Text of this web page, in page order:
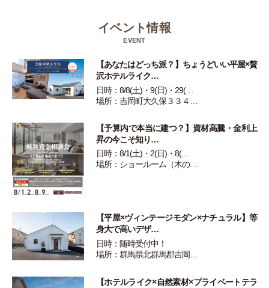
イベント情報
EVENT
【あなたはどっち派？】ちょうどいい平屋×贅
沢ホテルライク…
日時：8/8(土)・9(日)・29(…
場所：吉岡町大久保３３４…
【予算内で本当に建つ？】資材高騰・金利上
昇の今こそ知り…
日時：8/1(土)・2(日)・8(…
場所：ショールーム（木の…
【平屋×ヴィンテージモダン×ナチュラル】等
身大で高いデザ…
日時：随時受付中！
場所：群馬県北群馬郡吉岡…
【ホテルライク×自然素材×プライベートテラ